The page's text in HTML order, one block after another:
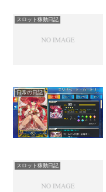
スロット稼動日記
日常の日記
スロット稼動日記